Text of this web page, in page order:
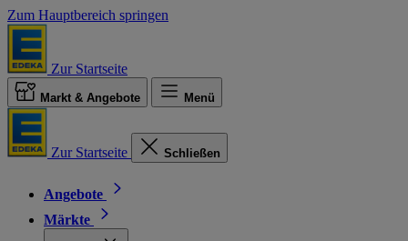
Zum Hauptbereich springen
Zur Startseite
Markt & Angebote Menü
Zur Startseite Schließen
Angebote
Märkte